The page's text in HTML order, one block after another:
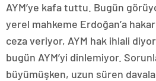
AYM’ye kafa tuttu. Bugün
yerel mahkeme Erdoğan’a
ceza veriyor, AYM hak ihlali
bugün AYM’yi dinlemiyor.
büyümüşken, uzun süren